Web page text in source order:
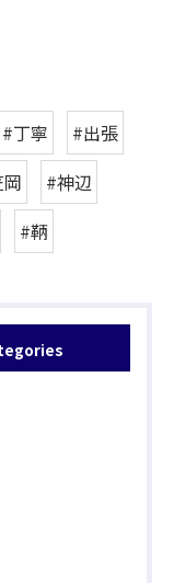
#丁寧
#出張
#神辺
#鞆